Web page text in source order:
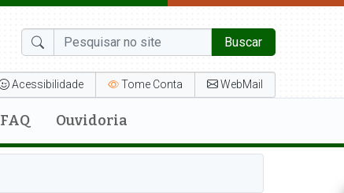
Buscar
Acessibilidade Tome Conta WebMail
FAQ Ouvidoria